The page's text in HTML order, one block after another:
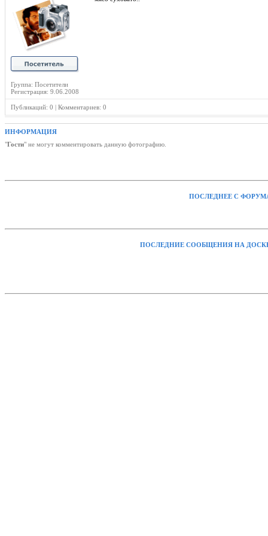
Группа: Посетители
Регистрация: 9.06.2008
Публикаций: 0 | Комментариев: 0
ИНФОРМАЦИЯ
"Гости" не могут комментировать данную фотографию.
ПОСЛЕДНЕЕ С
ПОСЛЕДНИЕ СООБЩЕНИЯ НА